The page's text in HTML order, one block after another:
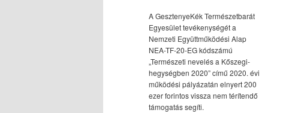
A GesztenyeKék Természetbarát
Egyesület tevékenységét a
Nemzeti Együttműködési Alap
NEA-TF-20-EG kódszámú
„Természeti nevelés a Kőszegi-
hegységben 2020” című 2020. évi
működési pályázatán elnyert 200
ezer forintos vissza nem térítendő
támogatás segíti.